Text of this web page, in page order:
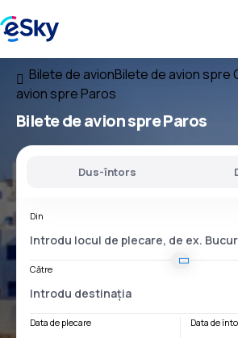
Bilete de avionBilete de avion spre
avion spre Paros
Bilete de avion spre Paros
Dus-întors
Din
Către
Data de plecare Data de